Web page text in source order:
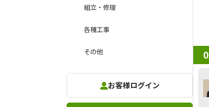
組立・修理
各種工事
その他
お客様ログイン
0